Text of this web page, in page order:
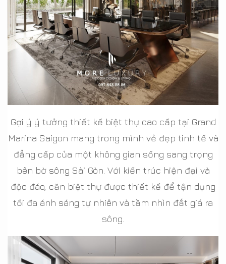
Gợi ý ý tưởng thiết kế biệt thự cao cấp tại Grand
Marina Saigon mang trong mình vẻ đẹp tinh tế và
đẳng cấp của một không gian sống sang trọng
bên bờ sông Sài Gòn. Với kiến trúc hiện đại và
độc đáo, căn biệt thự được thiết kế để tận dụng
tối đa ánh sáng tự nhiên và tầm nhìn đắt giá ra
sông.